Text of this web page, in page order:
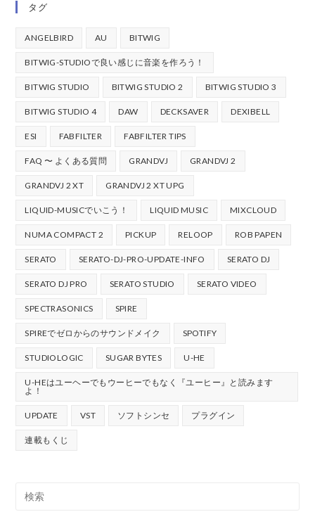
タグ
ANGELBIRD AU BITWIG
BITWIG-STUDIOで良い感じに音楽を作ろう！
BITWIG STUDIO BITWIG STUDIO 2 BITWIG STUDIO 3
BITWIG STUDIO 4 DAW DECKSAVER DEXIBELL
ESI FABFILTER FABFILTER TIPS
FAQ 〜 よくある質問 GRANDVJ GRANDVJ 2
GRANDVJ 2 XT GRANDVJ 2 XT UPG
LIQUID-MUSICでいこう！ LIQUID MUSIC MIXCLOUD
NUMA COMPACT 2 PICKUP RELOOP ROB PAPEN
SERATO SERATO-DJ-PRO-UPDATE-INFO SERATO DJ
SERATO DJ PRO SERATO STUDIO SERATO VIDEO
SPECTRASONICS SPIRE
SPIREでゼロからのサウンドメイク SPOTIFY
STUDIOLOGIC SUGAR BYTES U-HE
U-HEはユーヘーでもウーヒーでもなく『ユーヒー』と読みます
よ！
UPDATE VST ソフトシンセ プラグイン
連載もくじ